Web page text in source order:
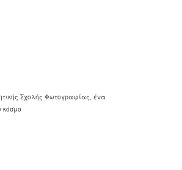
Σχολής Φωτογραφίας, ένα
κόσμο